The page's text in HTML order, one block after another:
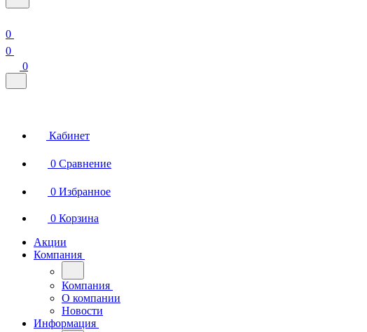
0
0
0
Кабинет
0 Сравнение
0 Избранное
0 Корзина
Акции
Компания
Компания
О компании
Новости
Информация